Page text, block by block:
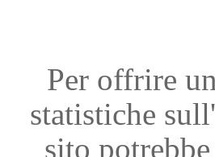
Per offrire
statistiche
sito